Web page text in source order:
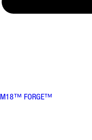
M18™ FORGE™